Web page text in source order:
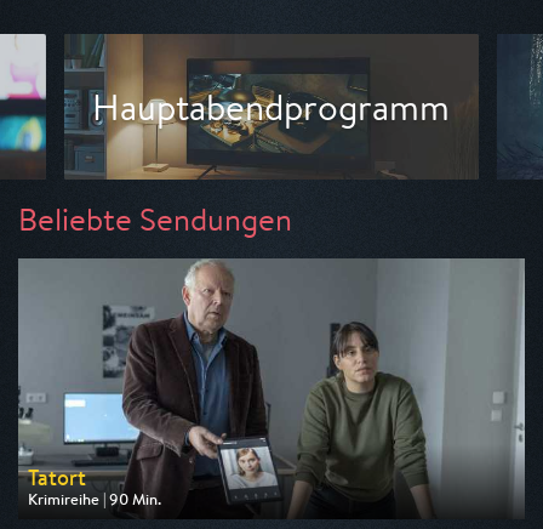
Beliebte Sendungen
Tatort
Krimireihe | 90 Min.
Ausgestrahlt von ARD